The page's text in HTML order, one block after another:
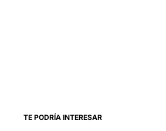
TE PODRÍA INTERESAR